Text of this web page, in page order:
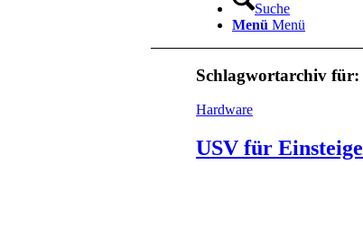
Suche
Menü Menü
Schlagwortarchiv für:
Hardware
USV für